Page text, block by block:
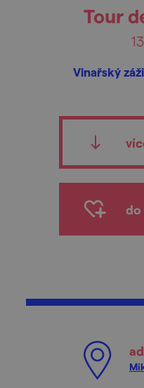
Tour
Vinařský
do